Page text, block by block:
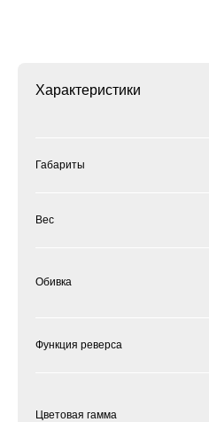
Характеристики
Габариты
Вес
Обивка
Функция реверса
Цветовая гамма